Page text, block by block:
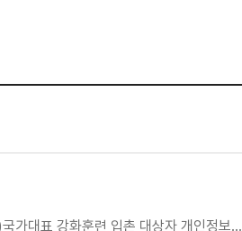
가대표 강화훈련 입촌 대상자 개인정보…